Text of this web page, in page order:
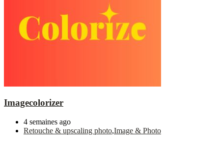
Imagecolorizer
4 semaines ago
Retouche & upscaling photo,Image & Photo